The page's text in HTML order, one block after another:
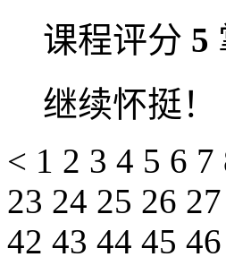
课程评分 5
继续怀挺！
< 1 2 3 4 5 6 7
23 24 25 26 27
42 43 44 45 46